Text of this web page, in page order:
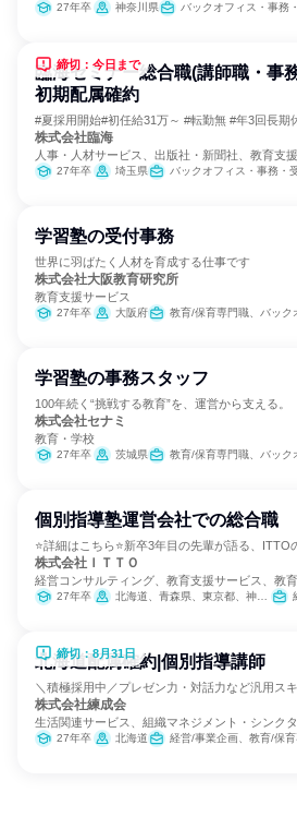
27年卒 神奈川県 バックオフィス・事務・
締切：今日まで
臨海セミナー総合職(講師職・事
初期配属確約
#夏採用開始#初任給31万～ #転勤無 #年3回長期
株式会社臨海
人事・人材サービス、出版社・新聞社、教育支
27年卒 埼玉県 バックオフィス・事務・受
学習塾の受付事務
世界に羽ばたく人材を育成する仕事です
株式会社大阪教育研究所
教育支援サービス
27年卒 大阪府 教育/保育専門職、バック
学習塾の事務スタッフ
100年続く“挑戦する教育”を、運営から支える。
株式会社セナミ
教育・学校
27年卒 茨城県 教育/保育専門職、バック
個別指導塾運営会社での総合職
⭐詳細はこちら⭐新卒3年目の先輩が語る、ITTO
株式会社ＩＴＴＯ
経営コンサルティング、教育支援サービス、教
27年卒 北海道、青森県、東京都、神奈川県、山梨県、岐阜県、静岡県、愛知県、滋賀県、京都府、大阪府、兵庫県、奈良県、徳島県
締切：8月31日
北海道配属確約|個別指導講師
＼積極採用中／プレゼン力・対話力など汎用ス
株式会社練成会
生活関連サービス、組織マネジメント・シンク
27年卒 北海道 経営/事業企画、教育/保